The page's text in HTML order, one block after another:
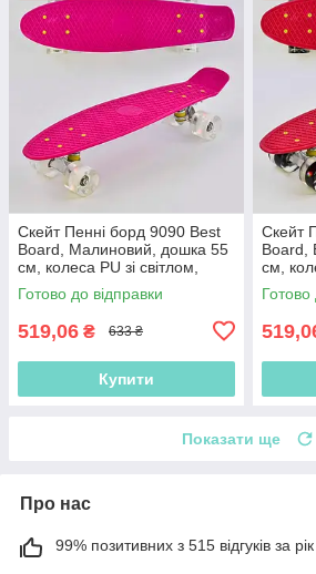
Скейт Пенні борд 9090 Best
Board, Малиновий, дошка 55
см, колеса PU зі світлом,
діаметр 6 см (Пеніборд)
Готово до відправки
519,06 ₴ 633 ₴
Купити
Скейт
Board,
см,
Готово
Показати ще
Про нас
99% позитивних з 515 відгуків за рік